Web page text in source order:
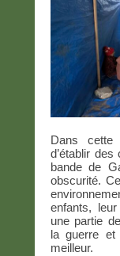
Dans cette
d’établir
bande de
obscurité.
enfants,
une partie
la guerre et
meilleur.